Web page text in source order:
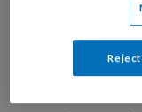
Ja, ik
van
Springer